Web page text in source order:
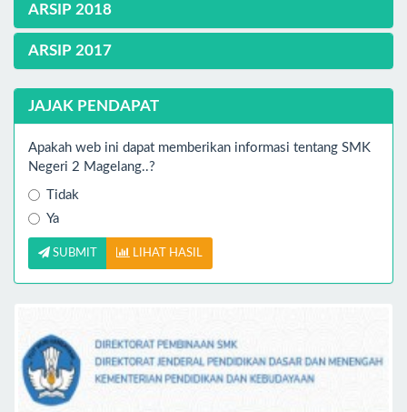
ARSIP 2018
ARSIP 2017
JAJAK PENDAPAT
Apakah web ini dapat memberikan informasi tentang SMK
Negeri 2 Magelang..?
Tidak
Ya
SUBMIT LIHAT HASIL